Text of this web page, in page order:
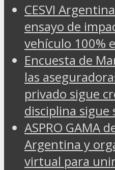
CESVI
ensayo de
vehículo 100%
Encuesta de
las
privado sigue
disciplina
ASPRO GAMA
Argentina y
virtual para